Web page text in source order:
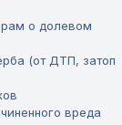
о долевом
(от ДТП, затоп
вреда